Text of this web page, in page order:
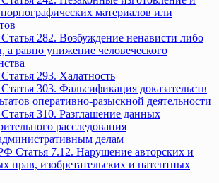
материалов или
282. Возбуждение ненависти либо
а равно унижение человеческого
293. Халатность
303. Фальсификация доказательств
оперативно-разыскной деятельности
310. Разглашение данных
расследования
делам
Статья 7.12. Нарушение авторских и
прав, изобретательских и патентных